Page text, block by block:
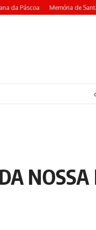
da Páscoa Memória de